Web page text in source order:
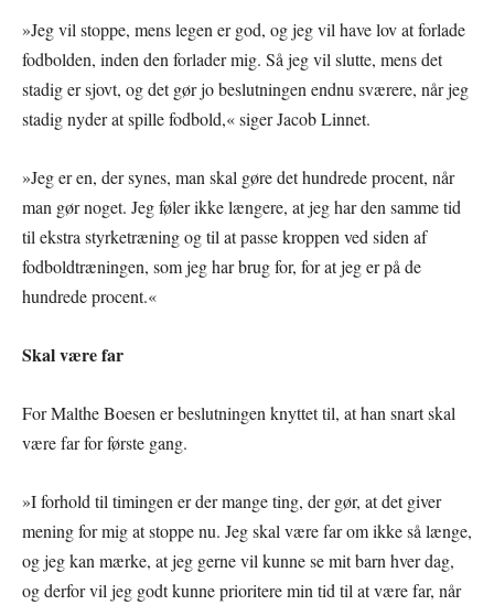
»Jeg vil stoppe, mens legen er god, og jeg vil have lov at forlade
fodbolden, inden den forlader mig. Så jeg vil slutte, mens det
stadig er sjovt, og det gør jo beslutningen endnu sværere, når jeg
stadig nyder at spille fodbold,« siger Jacob Linnet.
»Jeg er en, der synes, man skal gøre det hundrede procent, når
man gør noget. Jeg føler ikke længere, at jeg har den samme tid
til ekstra styrketræning og til at passe kroppen ved siden af
fodboldtræningen, som jeg har brug for, for at jeg er på de
hundrede procent.«
Skal være far
For Malthe Boesen er beslutningen knyttet til, at han snart skal
være far for første gang.
»I forhold til timingen er der mange ting, der gør, at det giver
mening for mig at stoppe nu. Jeg skal være far om ikke så længe,
og jeg kan mærke, at jeg gerne vil kunne se mit barn hver dag,
og derfor vil jeg godt kunne prioritere min tid til at være far, når